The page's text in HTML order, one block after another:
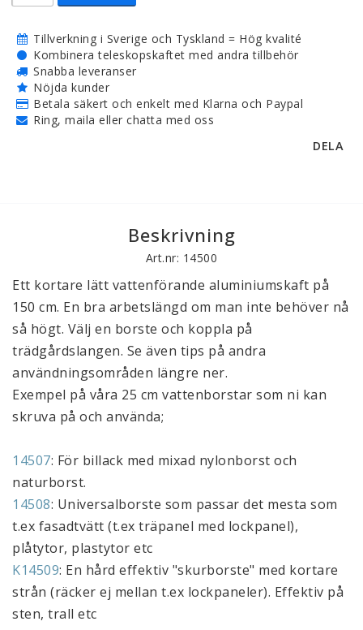
Tillverkning i Sverige och Tyskland = Hög kvalité
Kombinera teleskopskaftet med andra tillbehör
Snabba leveranser
Nöjda kunder
Betala säkert och enkelt med Klarna och Paypal
Ring, maila eller chatta med oss
DELA
Beskrivning
Art.nr: 14500
Ett kortare lätt vattenförande aluminiumskaft på
150 cm. En bra arbetslängd om man inte behöver nå
så högt. Välj en borste och koppla på
trädgårdslangen. Se även tips på andra
användningsområden längre ner.
Exempel på våra 25 cm vattenborstar som ni kan
skruva på och använda;
14507: För billack med mixad nylonborst och
naturborst.
14508: Universalborste som passar det mesta som
t.ex fasadtvätt (t.ex träpanel med lockpanel),
plåtytor, plastytor etc
K14509: En hård effektiv "skurborste" med kortare
strån (räcker ej mellan t.ex lockpaneler). Effektiv på
sten, trall etc